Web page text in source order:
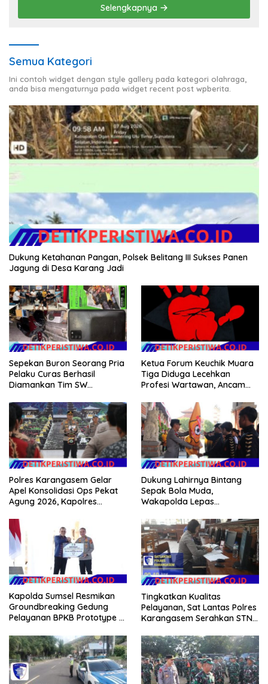
Selengkapnya
Semua Kategori
Ini contoh widget dengan style gallery pada kategori olahraga,
anda bisa mengaturnya pada widget recent post wpberita.
Dukung Ketahanan Pangan, Polsek Belitang III Sukses Panen
Jagung di Desa Karang Jadi
Sepekan Buron Seorang Pria
Pelaku Curas Berhasil
Diamankan Tim SW
Ketua Forum Keuchik Muara
Tiga Diduga Lecehkan
Profesi Wartawan, Ancam
Polres Karangasem Gelar
Apel Konsolidasi Ops Pekat
Agung 2026, Kapolres
Target Selama Operasi
Dukung Lahirnya Bintang
Sepak Bola Muda,
Wakapolda Lepas
Soeratin 2026
Kapolda Sumsel Resmikan
Groundbreaking Gedung
Pelayanan BPKB Prototype di
Tingkatkan Kualitas
Pelayanan, Sat Lantas Polres
Karangasem Serahkan STNK
dan Transparan